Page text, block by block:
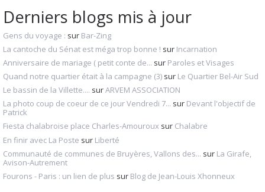
Derniers blogs mis à jour
Gens du voyage : sur Bar-Zing
La cantoche du Sénat est méga trop bonne ! sur Incarnation
Anniversaire de mariage ( petit conte de... sur Paroles et Visages
Quand notre quartier était à la campagne (3) sur Le Quartier Bel-Air Sud
Le bassin de la Villette.... surARVEM ASSOCIATION
La photo coup de coeur de ce jour Vendredi 7... sur Devant l'objectif de
Patrick
Fiesta chalabroise place Charles-Amouroux sur Chalabre
En finir avec La Poste sur Liberté
Communauté de communes de Bruyères, Vallons des... sur La Girafe,
Avison-Autrement
Fourons - Paris : un lien de plus sur Blog de Jean-Louis Xhonneux